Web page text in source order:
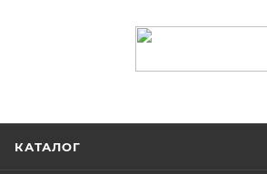
КАТАЛОГ